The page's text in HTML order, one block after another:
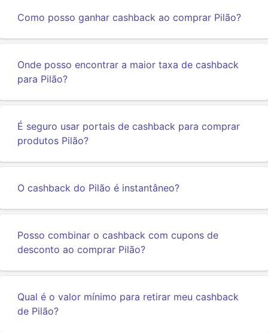
Como posso ganhar cashback ao comprar Pilão?
Onde posso encontrar a maior taxa de cashback
para Pilão?
É seguro usar portais de cashback para comprar
produtos Pilão?
O cashback do Pilão é instantâneo?
Posso combinar o cashback com cupons de
desconto ao comprar Pilão?
Qual é o valor mínimo para retirar meu cashback
de Pilão?